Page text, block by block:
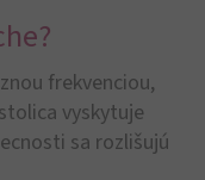
frekvenciou,
vyskytuje
sa rozlišujú